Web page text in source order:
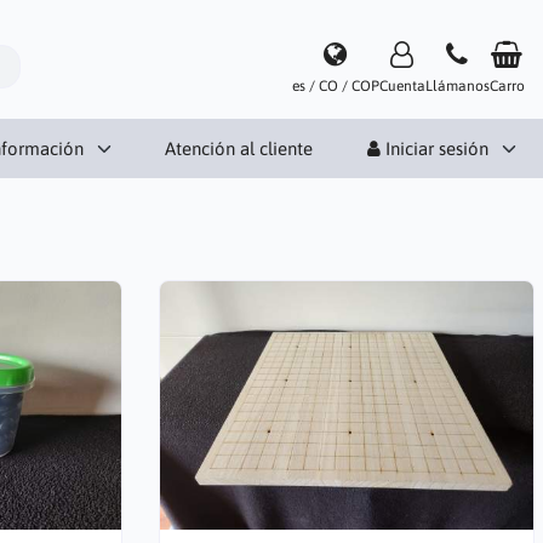
es / CO / COPCuentaLlámanosCarro
Atención al cliente Iniciar sesión